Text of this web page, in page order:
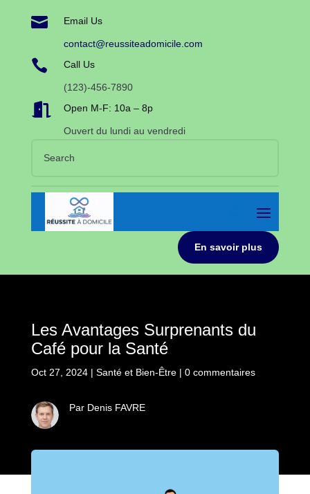
 Email Us
contact@reussiteadomicile.com
 Call Us
(123)-456-7890
 Open M-F: 10a – 8p
Ouvert du lundi au vendredi
En savoir plus
Les Avantages Surprenants du
Café pour la Santé
Oct 27, 2024| Santé et Bien-Être| 0 commentaires
Par Denis FAVRE